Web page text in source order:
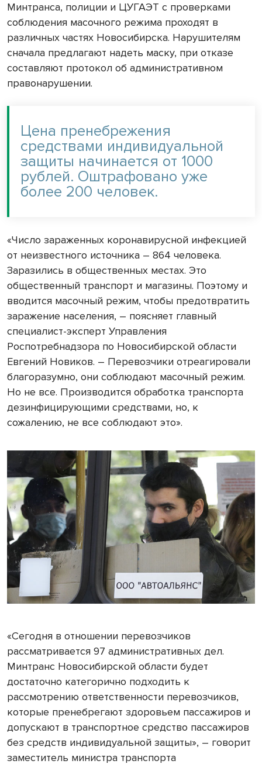
Минтранса, полиции и ЦУГАЭТ с проверками
соблюдения масочного режима проходят в
различных частях Новосибирска. Нарушителям
сначала предлагают надеть маску, при отказе
составляют протокол об административном
правонарушении.
Цена пренебрежения
средствами индивидуальной
защиты начинается от 1000
рублей. Оштрафовано уже
более 200 человек.
«Число зараженных коронавирусной инфекцией
от неизвестного источника – 864 человека.
Заразились в общественных местах. Это
общественный транспорт и магазины. Поэтому и
вводится масочный режим, чтобы предотвратить
заражение населения, – поясняет главный
специалист-эксперт Управления
Роспотребнадзора по Новосибирской области
Евгений Новиков. – Перевозчики отреагировали
благоразумно, они соблюдают масочный режим.
Но не все. Производится обработка транспорта
дезинфицирующими средствами, но, к
сожалению, не все соблюдают это».
«Сегодня в отношении перевозчиков
рассматривается 97 административных дел.
Минтранс Новосибирской области будет
достаточно категорично подходить к
рассмотрению ответственности перевозчиков,
которые пренебрегают здоровьем пассажиров и
допускают в транспортное средство пассажиров
без средств индивидуальной защиты», – говорит
заместитель министра транспорта